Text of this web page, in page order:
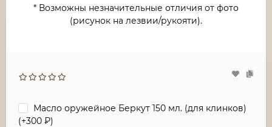
* Возможны незначительные отличия от фото
(рисунок на лезвии/рукояти).
Масло оружейное Беркут 150 мл. (для клинков)
(+300 ₽)